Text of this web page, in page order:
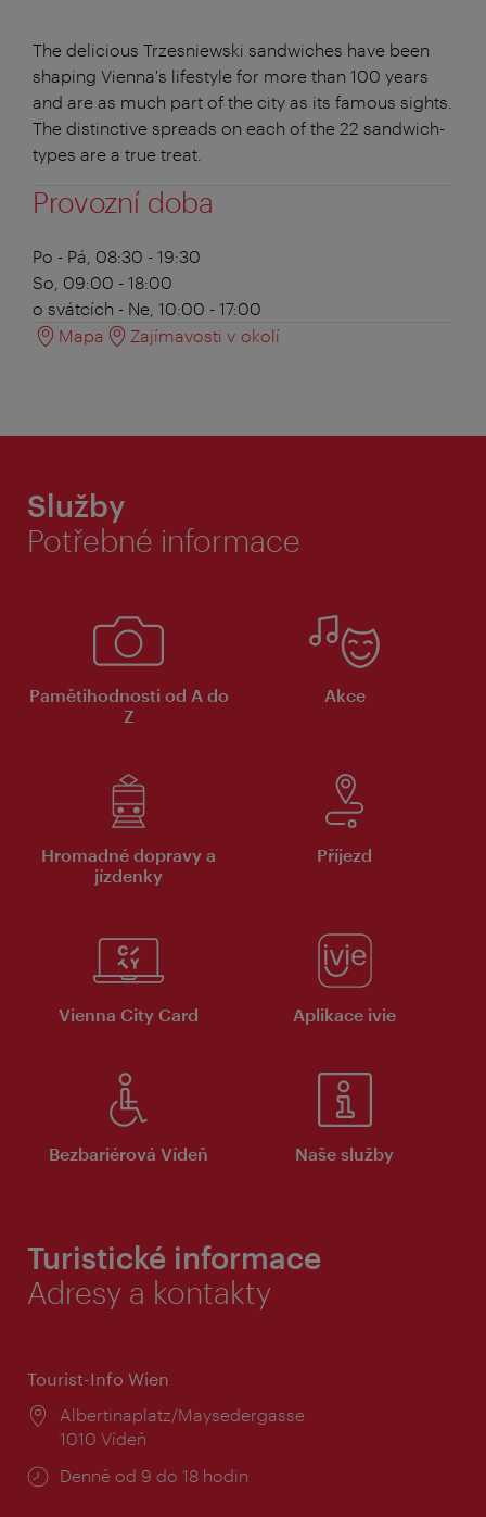
The delicious Trzesniewski sandwiches have been
shaping Vienna's lifestyle for more than 100 years
and are as much part of the city as its famous sights.
The distinctive spreads on each of the 22 sandwich-
types are a true treat.
Provozní doba
Po - Pá, 08:30 - 19:30
So, 09:00 - 18:00
o svátcích - Ne, 10:00 - 17:00
Mapa
Zajímavosti v okolí
Služby
Potřebné informace
Pamětihodnosti od A do
Z
Akce
Hromadné dopravy a
jízdenky
Příjezd
Vienna City Card Aplikace ivie
Bezbariérová Vídeň Naše služby
Turistické informace
Adresy a kontakty
Tourist-Info Wien
Místo:
Albertinaplatz/Maysedergasse
1010 Vídeň
Provozní
Denně od 9 do 18 hodin